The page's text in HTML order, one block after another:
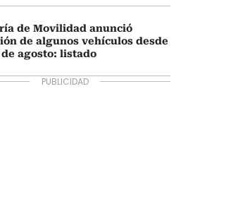
de Movilidad anunció
de algunos vehículos desde
de agosto: listado